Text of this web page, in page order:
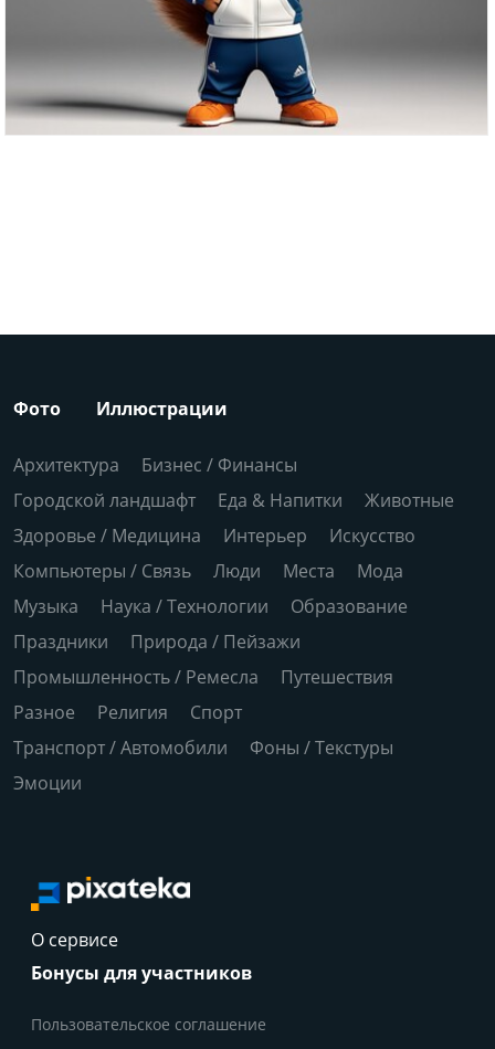
Фото Иллюстрации
Архитектура
Бизнес / Финансы
Городской ландшафт
Еда & Напитки
Животные
Здоровье / Медицина
Интерьер
Искусство
Компьютеры / Связь
Люди Места
Мода
Музыка
Наука / Технологии
Образование
Праздники
Природа / Пейзажи
Промышленность / Ремесла
Путешествия
Разное
Религия
Спорт
Транспорт / Автомобили
Фоны / Текстуры
Эмоции
О сервисе
Бонусы для участников
Пользовательское соглашение